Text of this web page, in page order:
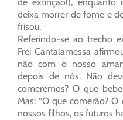
deixa morrer de fome e
frisou.
Referindo-se ao trecho
Frei Cantalamessa
não com o nosso
depois de nós. Não
comeremos? O que
Mas: “O que comerão?
nossos filhos, os futuros